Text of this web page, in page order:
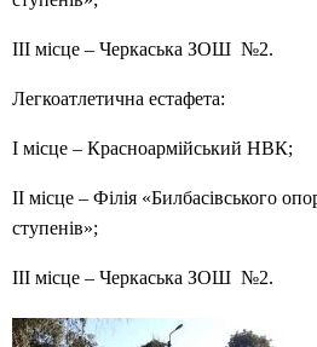
ІІІ місце – Черкаська ЗОШ №2.
Легкоатлетична естафета:
І місце – Красноармійський НВК;
ІІ місце – Філія «Билбасівського
ступенів»;
ІІІ місце – Черкаська ЗОШ №2.